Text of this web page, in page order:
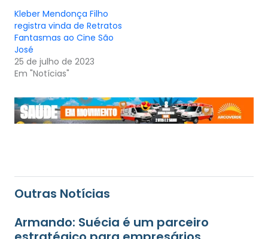
Kleber Mendonça Filho
registra vinda de Retratos
Fantasmas ao Cine São
José
25 de julho de 2023
Em "Notícias"
Outras Notícias
Armando: Suécia é um parceiro